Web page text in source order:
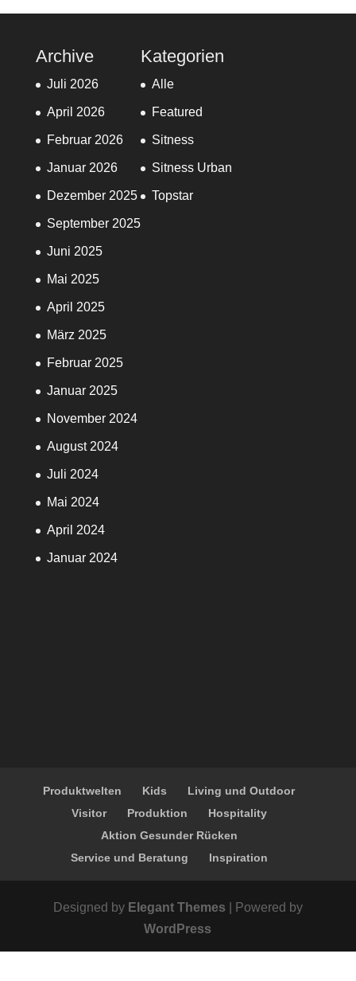
Archive
Juli 2026
April 2026
Februar 2026
Januar 2026
Dezember 2025
September 2025
Juni 2025
Mai 2025
April 2025
März 2025
Februar 2025
Januar 2025
November 2024
August 2024
Juli 2024
Mai 2024
April 2024
Januar 2024
Kategorien
Alle
Featured
Sitness
Sitness Urban
Topstar
Produktwelten Kids
Living und Outdoor
Visitor
Produktion
Hospitality
Aktion Gesunder Rücken
Service und Beratung
Inspiration
Designed by Elegant Themes | Powered by
WordPress